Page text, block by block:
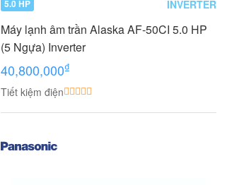
5.0 HP INVERTER
Máy lạnh âm trần Alaska AF-50CI 5.0 HP
(5 Ngựa) Inverter
40,800,000₫
Tiết kiệm điện